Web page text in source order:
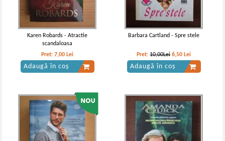
Karen Robards - Atractie
scandaloasa
Pret:7,00 Lei
Adaugă în coș
Barbara Cartland - Spre stele
Pret:10,00Lei 6,50 Lei
Adaugă în coș